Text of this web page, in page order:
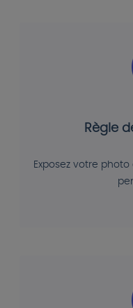
Règle
Exposez votre